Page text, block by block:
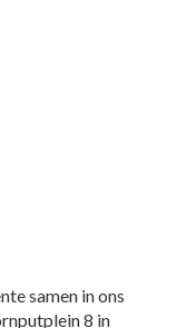
samen in ons
8 in